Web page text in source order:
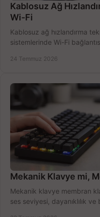
Kablosuz Ağ
Wi-Fi
Kablosuz ağ hızlandırma
sistemlerinde Wi-Fi
24 Temmuz 2026
Mekanik Klavye mi,
Mekanik klavye membran
ses seviyesi, dayanıklılık